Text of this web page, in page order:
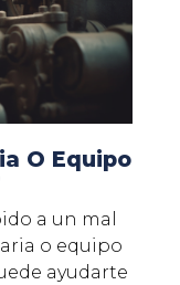
O Equipo
a un mal
o equipo
ayudarte